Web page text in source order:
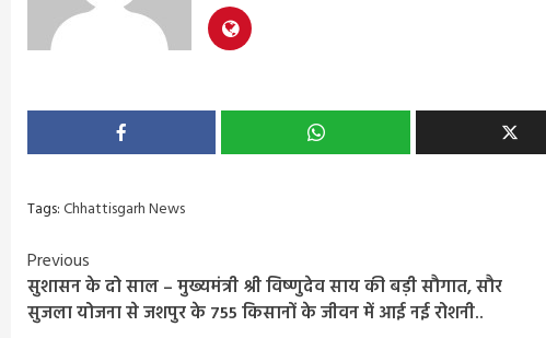
Tags:Chhattisgarh News
Continue
Reading
Previous
सुशासन के दो साल – मुख्यमंत्री श्री विष्णुदेव साय की बड़ी सौगात, सौर
सुजला योजना से जशपुर के 755 किसानों के जीवन में आई नई रोशनी..